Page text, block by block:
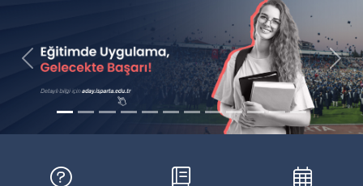
Geri İleri